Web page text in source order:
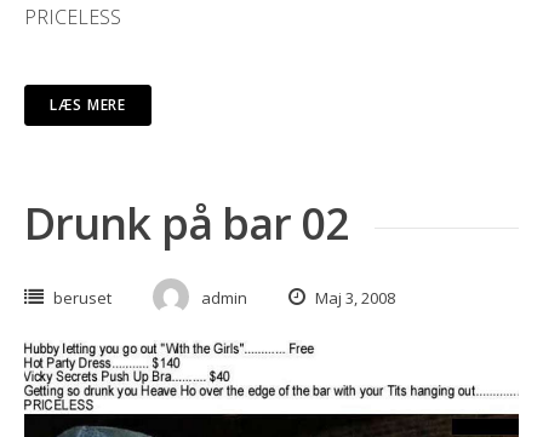
PRICELESS
LÆS MERE
Drunk på bar 02
beruset admin Maj 3, 2008